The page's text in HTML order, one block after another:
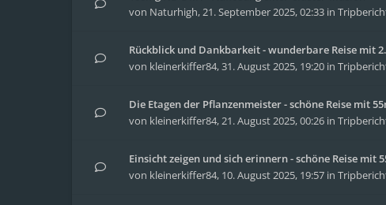
von Naturhigh,21. September 2025, 02:33 in
Rückblick und Dankbarkeit - wunderbare Reise mit
von kleinerkiffer84,31. August 2025, 19:20 in
Die Etagen der Pflanzenmeister - schöne Reise mit
von kleinerkiffer84,21. August 2025, 00:26 in
Einsicht zeigen und sich erinnern - schöne Reise mit
von kleinerkiffer84, 10. August 2025, 19:57 in